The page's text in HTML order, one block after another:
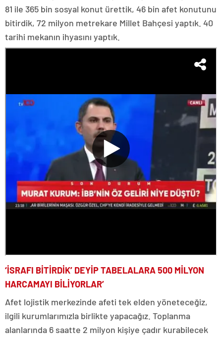
81 ile 365 bin sosyal konut ürettik, 46 bin afet konutunu
bitirdik, 72 milyon metrekare Millet Bahçesi yaptık. 40
tarihi mekanın ihyasını yaptık.
‘İSRAFI BİTİRDİK’ DEYİP TABELALARA 500 MİLYON
HARCAMAYI BİLİYORLAR’
Afet lojistik merkezinde afeti tek elden yöneteceğiz,
ilgili kurumlarımızla birlikte yapacağız. Toplanma
alanlarında 6 saatte 2 milyon kişiye çadır kurabilecek